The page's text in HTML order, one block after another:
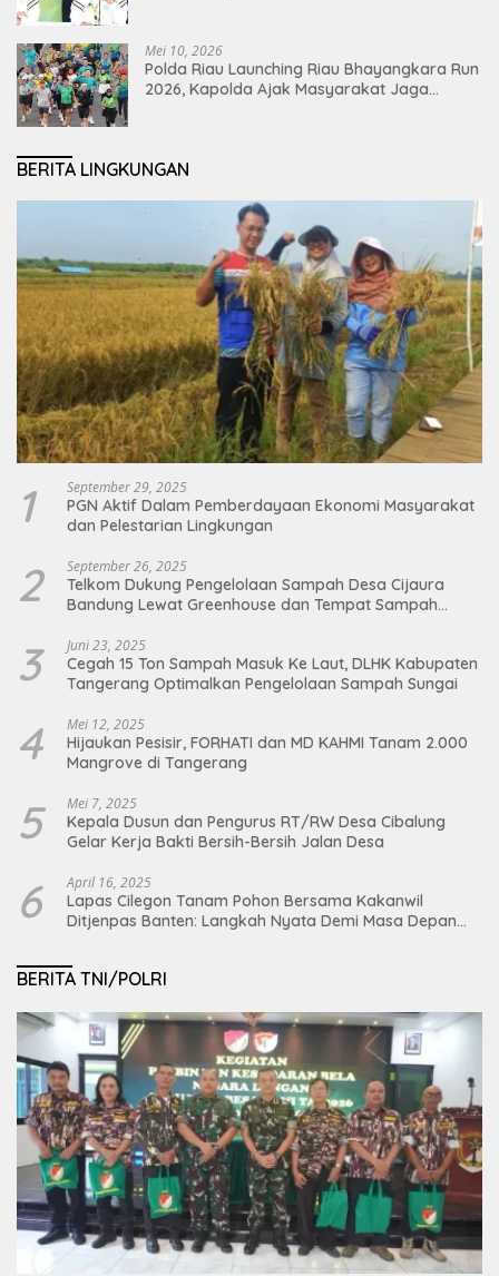
Mei 10, 2026
Polda Riau Launching Riau Bhayangkara Run
2026, Kapolda Ajak Masyarakat Jaga
BERITA LINGKUNGAN
1 September 29, 2025
PGN Aktif Dalam Pemberdayaan Ekonomi Masyarakat
dan Pelestarian Lingkungan
2 September 26, 2025
Telkom Dukung Pengelolaan Sampah Desa Cijaura
Bandung Lewat Greenhouse dan Tempat Sampah
3 Juni 23, 2025
Cegah 15 Ton Sampah Masuk Ke Laut, DLHK Kabupaten
Tangerang Optimalkan Pengelolaan Sampah Sungai
4 Mei 12, 2025
Hijaukan Pesisir, FORHATI dan MD KAHMI Tanam 2.000
Mangrove di Tangerang
5 Mei 7, 2025
Kepala Dusun dan Pengurus RT/RW Desa Cibalung
Gelar Kerja Bakti Bersih-Bersih Jalan Desa
6 April 16, 2025
Lapas Cilegon Tanam Pohon Bersama Kakanwil
Ditjenpas Banten: Langkah Nyata Demi Masa Depan
BERITA TNI/POLRI